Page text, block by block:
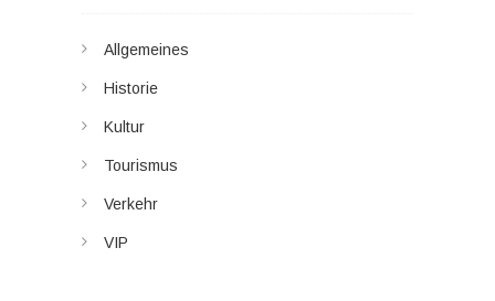
Allgemeines
Historie
Kultur
Tourismus
Verkehr
VIP